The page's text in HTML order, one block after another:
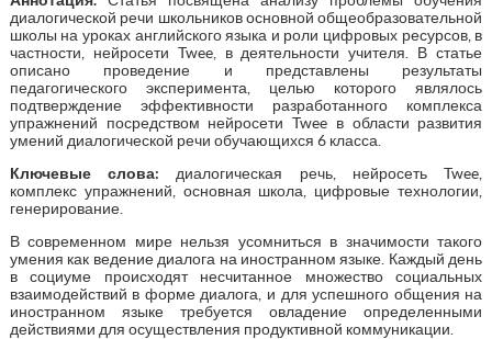
диалогической речи школьников основной общеобразовательной
школы на уроках английского языка и роли цифровых ресурсов, в
частности, нейросети Twee, в деятельности учителя. В статье
описано проведение и представлены результаты
педагогического эксперимента, целью которого являлось
подтверждение эффективности разработанного комплекса
упражнений посредством нейросети Twee в области развития
умений диалогической речи обучающихся 6 класса.
Ключевые слова: диалогическая речь, нейросеть Twee,
комплекс упражнений, основная школа, цифровые технологии,
генерирование.
В современном мире нельзя усомниться в значимости такого
умения как ведение диалога на иностранном языке. Каждый день
в социуме происходят несчитанное множество социальных
взаимодействий в форме диалога, и для успешного общения на
иностранном языке требуется овладение определенными
действиями для осуществления продуктивной коммуникации.